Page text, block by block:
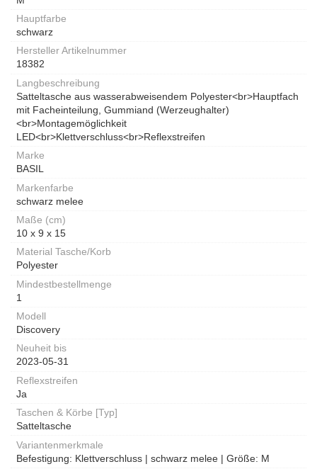
Hauptfarbe
schwarz
Hersteller Artikelnummer
18382
Langbeschreibung
Satteltasche aus wasserabweisendem Polyester<br>Hauptfach
mit Facheinteilung, Gummiand (Werzeughalter)
<br>Montagemöglichkeit
LED<br>Klettverschluss<br>Reflexstreifen
Marke
BASIL
Markenfarbe
schwarz melee
Maße (cm)
10 x 9 x 15
Material Tasche/Korb
Polyester
Mindestbestellmenge
1
Modell
Discovery
Neuheit bis
2023-05-31
Reflexstreifen
Ja
Taschen & Körbe [Typ]
Satteltasche
Variantenmerkmale
Befestigung: Klettverschluss | schwarz melee | Größe: M